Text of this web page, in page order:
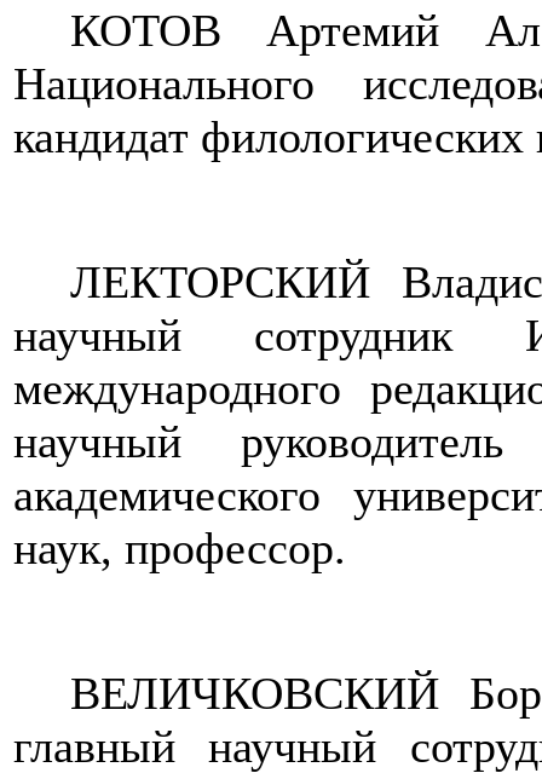
КОТОВ Артемий
Национального
кандидат филологических
ЛЕКТОРСКИЙ
научный сотрудник
международного
научный руководитель
академического
наук, профессор.
ВЕЛИЧКОВСКИЙ
главный научный